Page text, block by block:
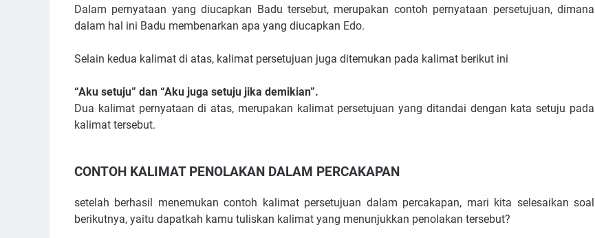
Dalam pernyataan yang diucapkan Badu tersebut, merupakan contoh pernyataan persetujuan, dimana
dalam hal ini Badu membenarkan apa yang diucapkan Edo.
Selain kedua kalimat di atas, kalimat persetujuan juga ditemukan pada kalimat berikut ini
“Aku setuju” dan “Aku juga setuju jika demikian”.
Dua kalimat pernyataan di atas, merupakan kalimat persetujuan yang ditandai dengan kata setuju pada
kalimat tersebut.
CONTOH KALIMAT PENOLAKAN DALAM PERCAKAPAN
setelah berhasil menemukan contoh kalimat persetujuan dalam percakapan, mari kita selesaikan soal
berikutnya, yaitu dapatkah kamu tuliskan kalimat yang menunjukkan penolakan tersebut?